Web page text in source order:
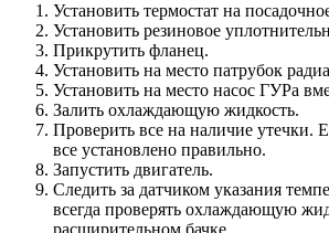
Установить термостат на
Установить резиновое
Прикрутить фланец.
Установить на место патрубок
Установить на место насос ГУРа
Залить охлаждающую жидкость.
Проверить все на наличие утечки.
все установлено правильно.
Запустить двигатель.
Следить за датчиком указания
всегда проверять охлаждающую